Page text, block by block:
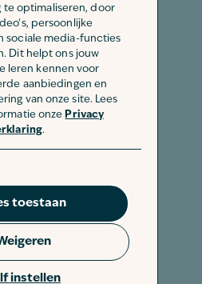
te optimaliseren, door
persoonlijke
sociale media-functies
Dit helpt ons jouw
leren kennen voor
aanbiedingen en
van onze site. Lees
onze Privacy
.
toestaan
instellen
een endoscoop
dieper in het
kan een dierenarts
om de
en te verwijderen. Dit
en is alleen
ingreep
in het lichaam is
niet kan worden